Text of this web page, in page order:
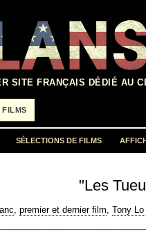
SITE FRANÇAIS DÉDIÉ AU
FILMS
SÉLECTIONS DE FILMS
"Les
, premier et dernier film, Tony